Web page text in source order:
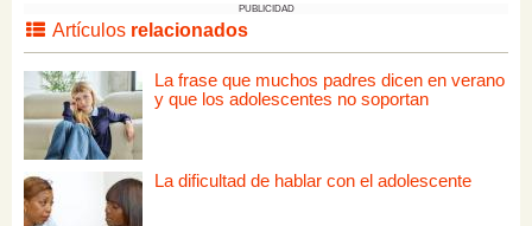
PUBLICIDAD
Artículos relacionados
La frase que muchos padres dicen en verano
y que los adolescentes no soportan
La dificultad de hablar con el adolescente